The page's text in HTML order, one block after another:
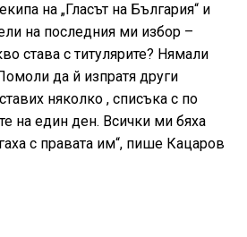
на „Гласът на България“ и
на последния ми избор –
става с титулярите? Нямали
да й изпратя други
няколко , списъка с по
на един ден. Всички ми бяха
с правата им“, пише Кацаров